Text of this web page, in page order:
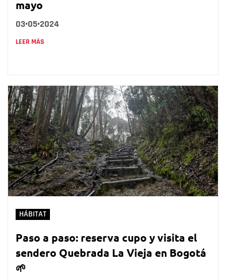
mayo
03•05•2024
LEER MÁS
HÁBITAT
Paso a paso: reserva cupo y visita el
sendero Quebrada La Vieja en Bogotá
🌱